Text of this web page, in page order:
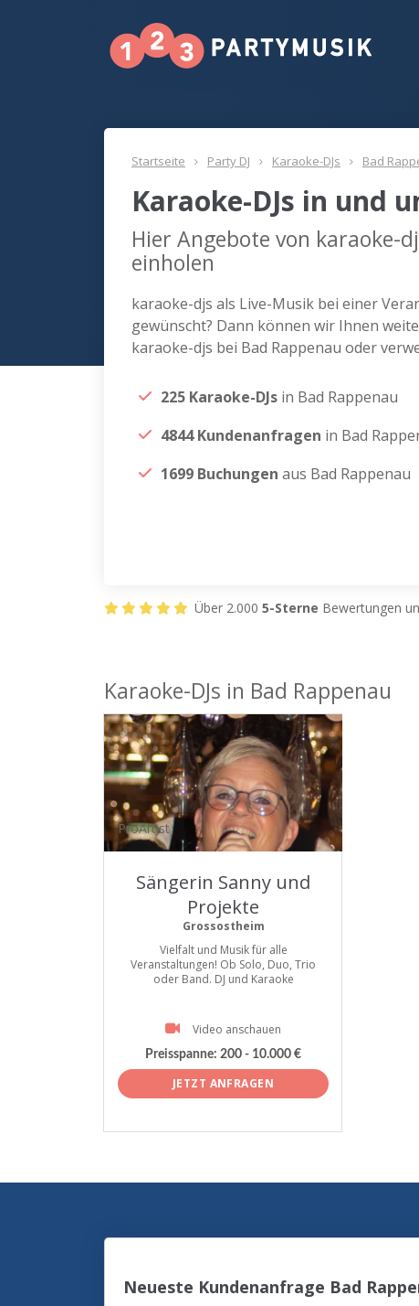
Startseite Party DJ Karaoke-DJs Bad
Karaoke-DJs in und
Hier Angebote von karaoke-
einholen
karaoke-djs als Live-Musik bei einer
gewünscht? Dann können wir Ihnen
karaoke-djs bei Bad Rappenau oder
225 Karaoke-DJs in Bad Rappenau
4844 Kundenanfragen in Bad
1699 Buchungen aus Bad Rappenau
Über 2.000 5-Sterne Bewertungen
Karaoke-DJs in Bad Rappenau
ProArtist
Sängerin Sanny und
Projekte
Grossostheim
Vielfalt und Musik für alle
Veranstaltungen! Ob Solo, Duo, Trio
oder Band. DJ und Karaoke
Video anschauen
Preisspanne: 200 - 10.000 €
JETZT ANFRAGEN
Neueste Kundenanfrage Bad